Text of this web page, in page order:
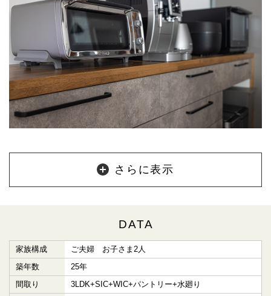
さらに表示
DATA
家族構成
ご夫婦 お子さま2人
築年数
25年
間取り
3LDK+SIC+WIC+パントリー+水廻り